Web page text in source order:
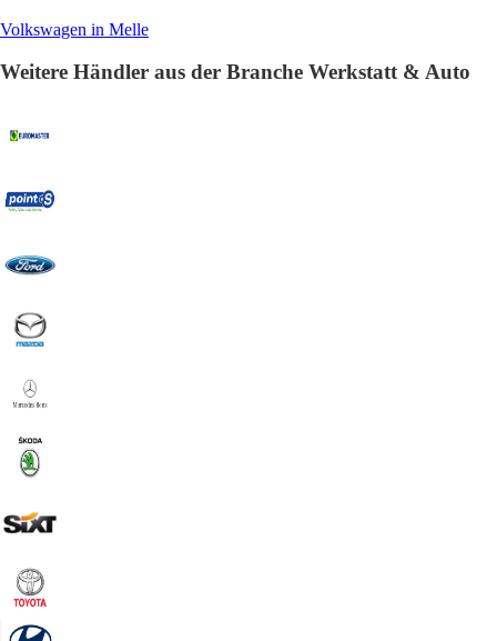
Volkswagen in Melle
Weitere Händler aus der Branche Werkstatt & Auto